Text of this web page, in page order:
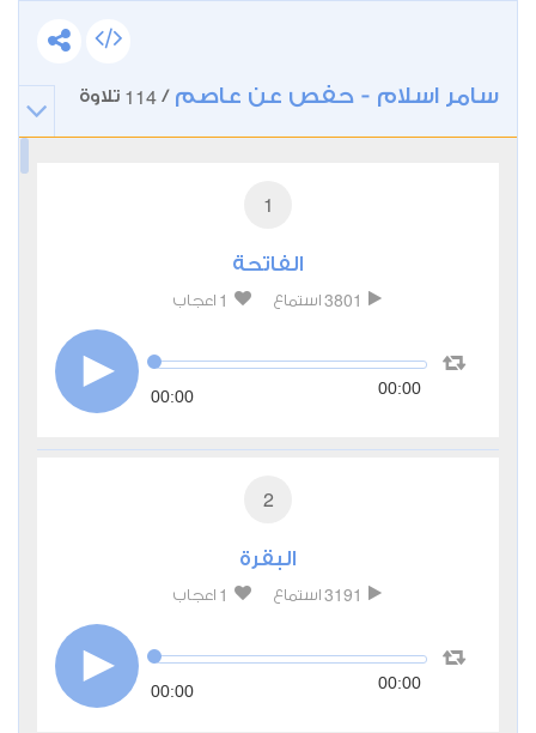
سامر اسلام - حفص عن عاصم /
114 تلاوة
1
الفاتحة
3801 استماع 1 اعجاب
00:00 00:00
2
البقرة
3191 استماع 1 اعجاب
00:00 00:00